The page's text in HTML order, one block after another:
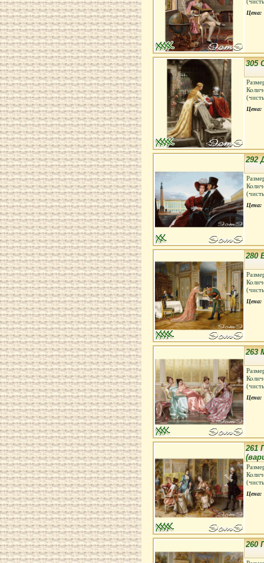
Цена:
305
Цена:
292
Цена:
280
Цена:
263
Цена:
261
Цена:
260